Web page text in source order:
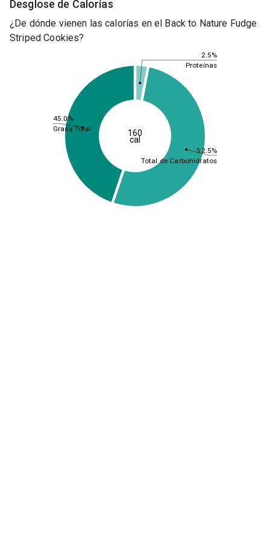
Desglose de Calorías
¿De dónde vienen las calorías en el Back to Nature Fudge
Striped Cookies?
2.5%
52.5%
45.0%
Proteínas
Total de Carbohidratos
Grasa Total 160
cal